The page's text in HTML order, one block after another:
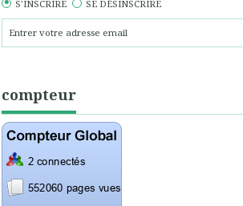
S'INSCRIRE SE DÉSINSCRIRE
compteur